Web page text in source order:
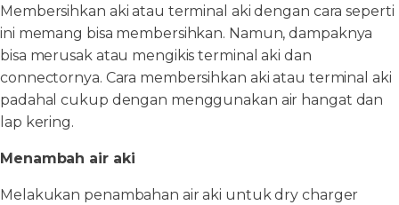
Membersihkan aki atau terminal aki dengan cara seperti
ini memang bisa membersihkan. Namun, dampaknya
bisa merusak atau mengikis terminal aki dan
connectornya. Cara membersihkan aki atau terminal aki
padahal cukup dengan menggunakan air hangat dan
lap kering.
Menambah air aki
Melakukan penambahan air aki untuk dry charger